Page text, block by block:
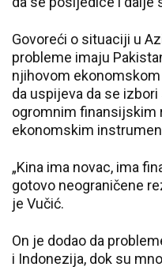
Govoreći o situaciji u
probleme imaju
njihovom
da uspijeva da se
ogromnim finansijskim
ekonomskim
„Kina ima novac, ima
gotovo neograničene
je Vučić.
On je dodao da
i Indonezija, dok su